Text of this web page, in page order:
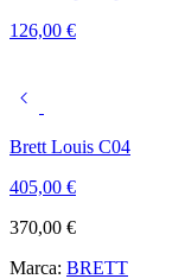
126,00 €
Brett Louis C04
405,00 €
370,00 €
Marca: BRETT